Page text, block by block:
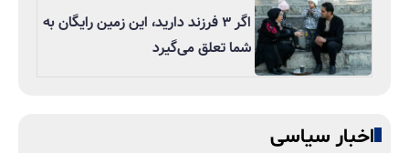
اگر ۳ فرزند دارید، این زمین رایگان به
شما تعلق می‌گیرد
اخبار سیاسی